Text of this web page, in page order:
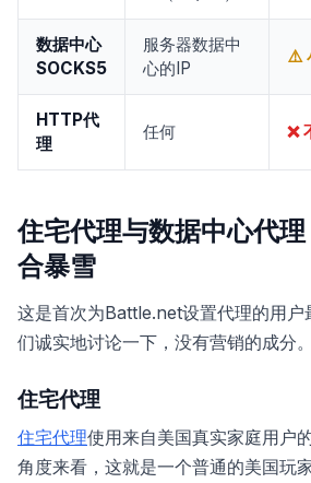
数据中心
SOCKS5
服务器数据中
心的IP
⚠️
HTTP代
理
任何 ❌
住宅代理与数据中心代
合暴雪
这是首次为Battle.net设置代理的用户
们诚实地讨论一下，没有营销的成分。
住宅代理
住宅代理使用来自美国真实家庭用户
角度来看，这就是一个普通的美国玩